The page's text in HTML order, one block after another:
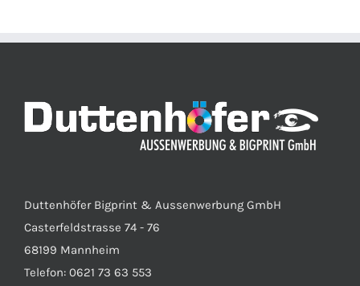
Duttenhöfer Bigprint & Aussenwerbung GmbH
Casterfeldstrasse 74 - 76
68199 Mannheim
Telefon: 0621 73 63 553